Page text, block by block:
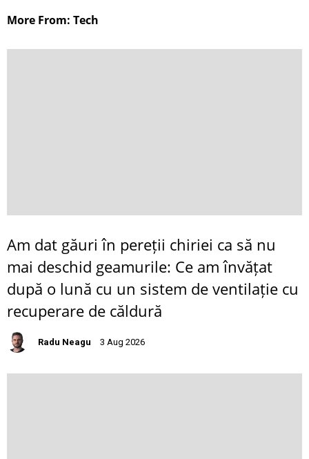
More From: Tech
Am dat găuri în pereții chiriei ca să nu
mai deschid geamurile: Ce am învățat
după o lună cu un sistem de ventilație cu
recuperare de căldură
Radu Neagu 3 Aug 2026